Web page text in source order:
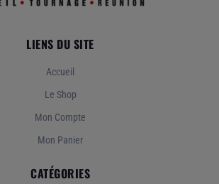
LIENS DU SITE
Accueil
Le Shop
Mon Compte
Mon Panier
CATÉGORIES